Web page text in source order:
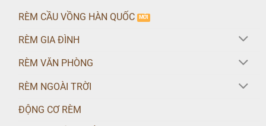
RÈM CẦU VỒNG HÀN QUỐC
RÈM GIA ĐÌNH
RÈM VĂN PHÒNG
RÈM NGOÀI TRỜI
ĐỘNG CƠ RÈM